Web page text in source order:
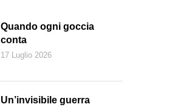
Quando ogni goccia
conta
17 Luglio 2026
Un’invisibile guerra